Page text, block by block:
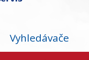
Vyhledávače